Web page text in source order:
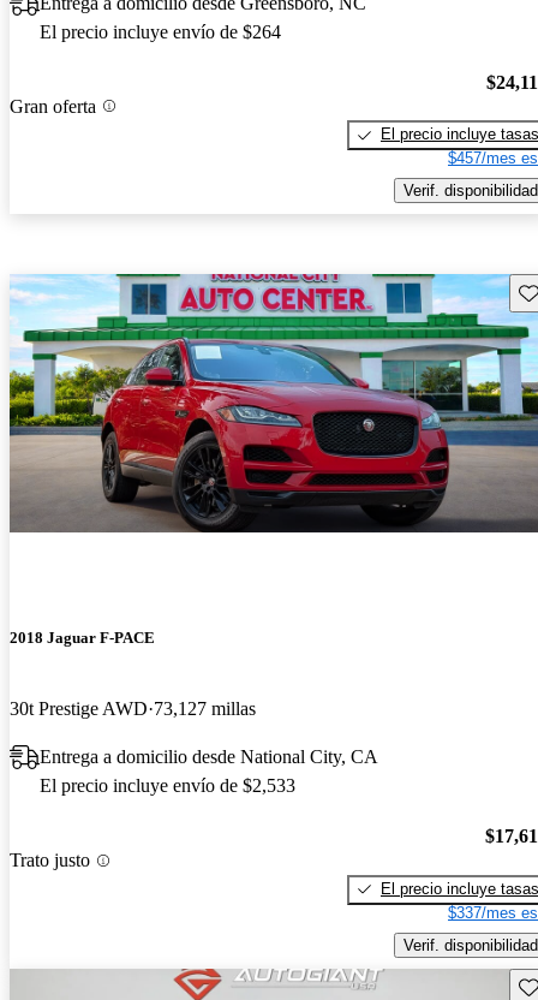
El precio incluye envío de $264
Gran oferta
El precio incluye tasas
$457/mes
Verif. disponibilidad
2018 Jaguar F-PACE
30t Prestige AWD 73,127 millas
Entrega a domicilio desde National City, CA
El precio incluye envío de $2,533
Trato justo
El precio incluye tasas
$337/mes
Verif. disponibilidad